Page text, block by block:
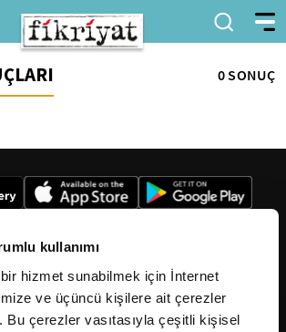
kullanımı
hizmet sunabilmek için İnternet
ve üçüncü kişilere ait çerezler
Bu çerezler vasıtasıyla çeşitli kişisel
0 SONUÇ
hakları saklıdır.